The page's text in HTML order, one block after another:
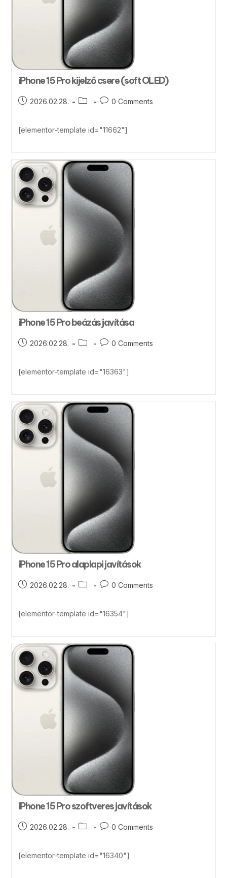
iPhone 15 Pro kijelző csere (soft OLED)
2026.02.28. 0 Comments
[elementor-template id="11662"]
iPhone 15 Pro beázás javítása
2026.02.28. 0 Comments
[elementor-template id="16363"]
iPhone 15 Pro alaplapi javítások
2026.02.28. 0 Comments
[elementor-template id="16354"]
iPhone 15 Pro szoftveres javítások
2026.02.28. 0 Comments
[elementor-template id="16340"]